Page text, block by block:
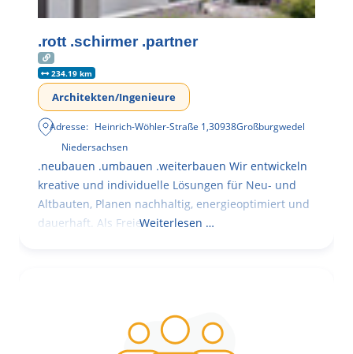
.rott .schirmer .partner
234.19 km
Architekten/Ingenieure
Adresse: Heinrich-Wöhler-Straße 1,30938Großburgwedel
Niedersachsen
.neubauen .umbauen .weiterbauen Wir entwickeln
kreative und individuelle Lösungen für Neu- und
Altbauten, Planen nachhaltig, energieoptimiert und
dauerhaft. Als FreieWeiterlesen …